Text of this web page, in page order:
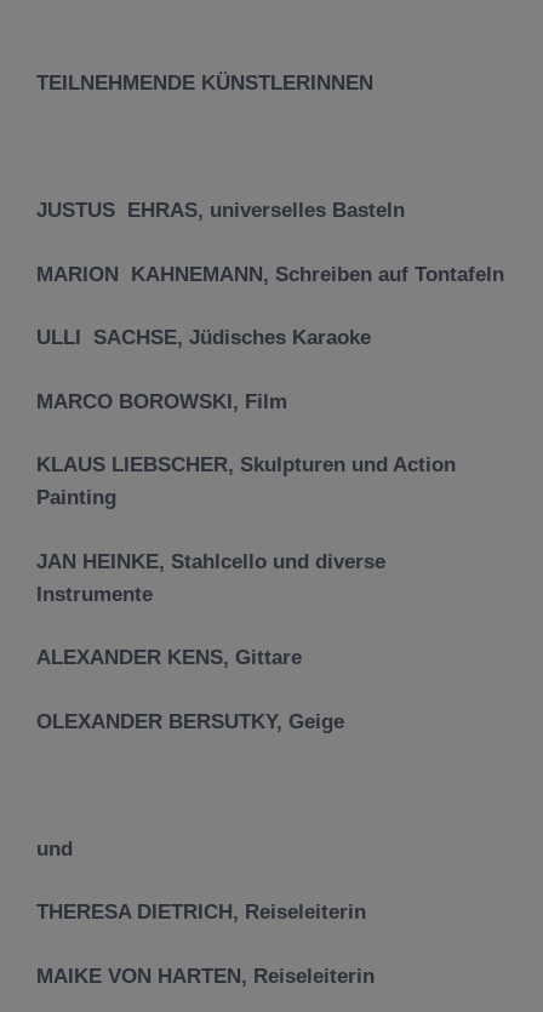
TEILNEHMENDE KÜNSTLERINNEN
JUSTUS EHRAS, universelles Basteln
MARION KAHNEMANN, Schreiben auf Tontafeln
ULLI SACHSE, Jüdisches Karaoke
MARCO BOROWSKI, Film
KLAUS LIEBSCHER, Skulpturen und Action
Painting
JAN HEINKE, Stahlcello und diverse
Instrumente
ALEXANDER KENS, Gittare
OLEXANDER BERSUTKY, Geige
und
THERESA DIETRICH, Reiseleiterin
MAIKE VON HARTEN, Reiseleiterin